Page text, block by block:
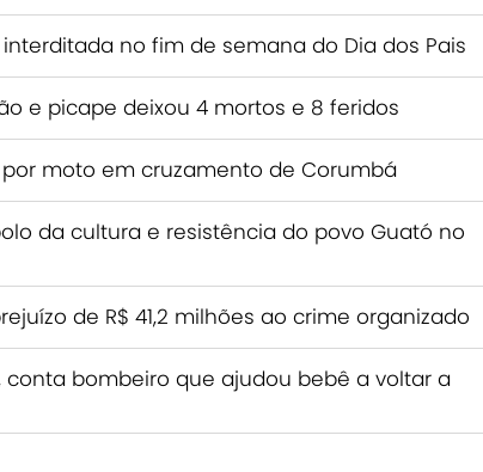
no fim de semana do Dia dos Pais
e picape deixou 4 mortos e 8 feridos
moto em cruzamento de Corumbá
da cultura e resistência do povo Guató no
de R$ 41,2 milhões ao crime organizado
conta bombeiro que ajudou bebê a voltar a